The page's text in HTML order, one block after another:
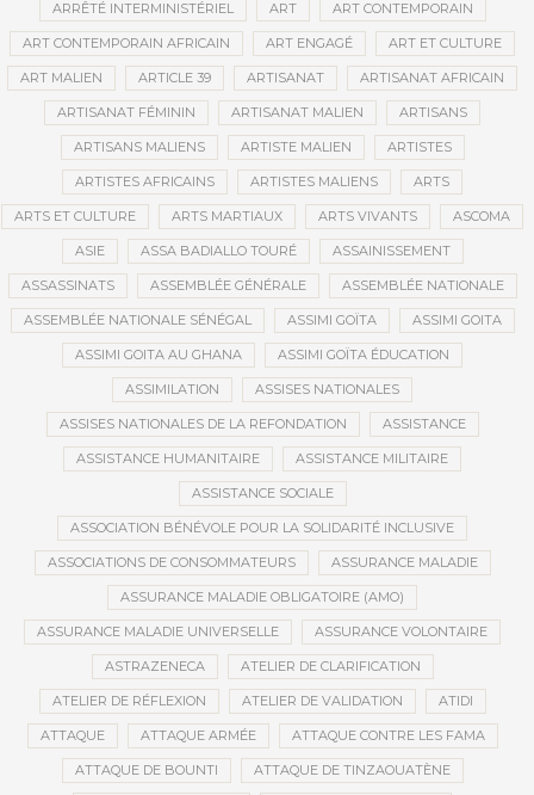
ARRÊTÉ INTERMINISTÉRIEL ART ART CONTEMPORAIN
ART CONTEMPORAIN AFRICAIN ART ENGAGÉ ART ET CULTURE
ART MALIEN ARTICLE 39 ARTISANAT ARTISANAT AFRICAIN
ARTISANAT FÉMININ ARTISANAT MALIEN ARTISANS
ARTISANS MALIENS ARTISTE MALIEN ARTISTES
ARTISTES AFRICAINS ARTISTES MALIENS ARTS
ARTS ET CULTURE ARTS MARTIAUX ARTS VIVANTS ASCOMA
ASIE ASSA BADIALLO TOURÉ ASSAINISSEMENT
ASSASSINATS ASSEMBLÉE GÉNÉRALE ASSEMBLÉE NATIONALE
ASSEMBLÉE NATIONALE SÉNÉGAL ASSIMI GOÏTA ASSIMI GOITA
ASSIMI GOITA AU GHANA ASSIMI GOÏTA ÉDUCATION
ASSIMILATION ASSISES NATIONALES
ASSISES NATIONALES DE LA REFONDATION ASSISTANCE
ASSISTANCE HUMANITAIRE ASSISTANCE MILITAIRE
ASSISTANCE SOCIALE
ASSOCIATION BÉNÉVOLE POUR LA SOLIDARITÉ INCLUSIVE
ASSOCIATIONS DE CONSOMMATEURS ASSURANCE MALADIE
ASSURANCE MALADIE OBLIGATOIRE (AMO)
ASSURANCE MALADIE UNIVERSELLE ASSURANCE VOLONTAIRE
ASTRAZENECA ATELIER DE CLARIFICATION
ATELIER DE RÉFLEXION ATELIER DE VALIDATION ATIDI
ATTAQUE ATTAQUE ARMÉE ATTAQUE CONTRE LES FAMA
ATTAQUE DE BOUNTI ATTAQUE DE TINZAOUATÈNE